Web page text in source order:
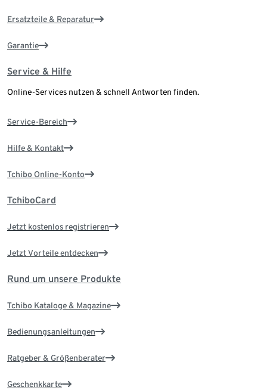
Ersatzteile & Reparatur
Garantie
Service & Hilfe
Online-Services nutzen & schnell Antworten finden.
Service-Bereich
Hilfe & Kontakt
Tchibo Online-Konto
TchiboCard
Jetzt kostenlos registrieren
Jetzt Vorteile entdecken
Rund um unsere Produkte
Tchibo Kataloge & Magazine
Bedienungsanleitungen
Ratgeber & Größenberater
Geschenkkarte